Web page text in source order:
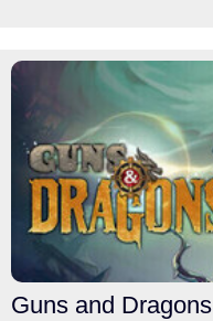
Guns and Dragons